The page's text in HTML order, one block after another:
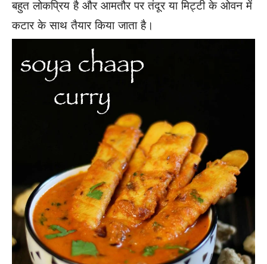
बहुत लोकप्रिय है और आमतौर पर तंदूर या मिट्टी के ओवन में
कटार के साथ तैयार किया जाता है।